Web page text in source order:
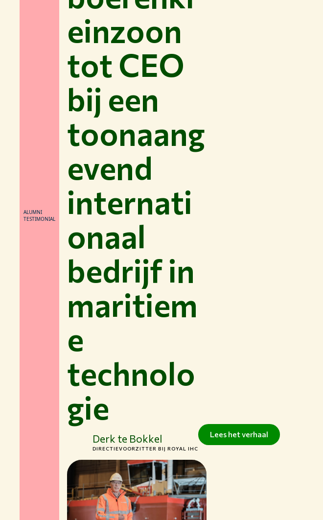
ALUMNI
TESTIMONIAL
einzoon
tot CEO
bij een
toonaang
evend
internati
onaal
bedrijf in
maritiem
e
technolo
gie
Derk te Bokkel
DIRECTIEVOORZITTER BIJ ROYAL IHC
Lees het verhaal